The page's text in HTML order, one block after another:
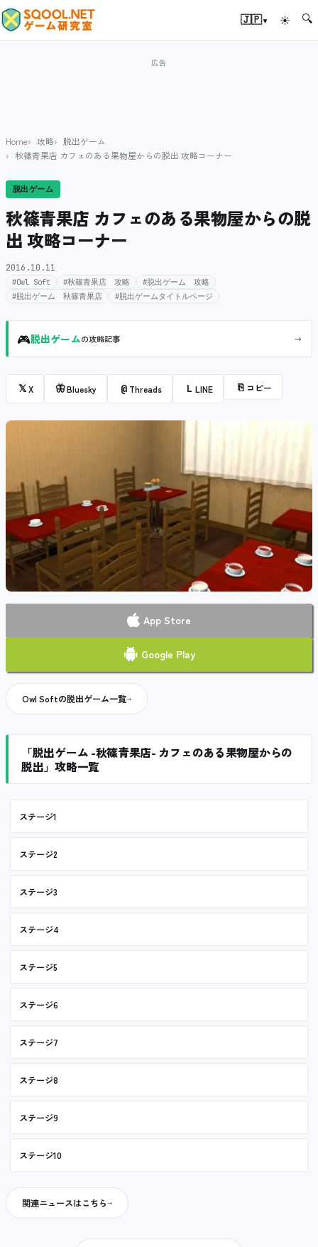
🇯🇵▾ ☀ 🔍
Home 攻略
脱出ゲーム
秋篠青果店 カフェのある果物屋からの脱出 攻略コーナー
脱出ゲーム
秋篠青果店 カフェのある果物屋からの脱
出 攻略コーナー
2016.10.11
#Owl Soft #秋篠青果店 攻略
#脱出ゲーム 攻略
#脱出ゲーム 秋篠青果店
#脱出ゲームタイトルページ
🎮脱出ゲームの攻略記事 →
𝕏X 🦋Bluesky @ Threads L LINE ⎘ コピー
App Store
Google Play
Owl Softの脱出ゲーム一覧
「脱出ゲーム -秋篠青果店- カフェのある果物屋からの
脱出」攻略一覧
ステージ1
ステージ2
ステージ3
ステージ4
ステージ5
ステージ6
ステージ7
ステージ8
ステージ9
ステージ10
関連ニュースはこちら